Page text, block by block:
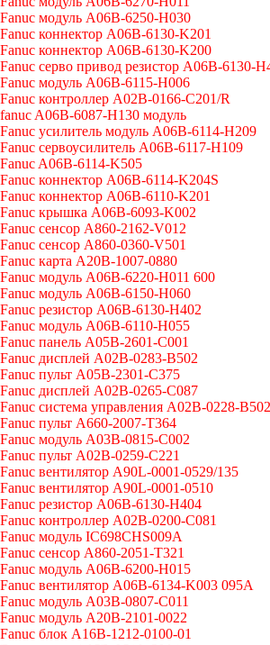
Fanuc модуль A06B-6250-H030
Fanuc коннектор A06B-6130-K201
Fanuc коннектор A06B-6130-K200
Fanuc серво привод резистор A06B-6130-
Fanuc модуль A06B-6115-H006
Fanuc контроллер A02B-0166-C201/R
fanuc A06B-6087-H130 модуль
Fanuc усилитель модуль A06B-6114-H209
Fanuc сервоусилитель A06B-6117-H109
Fanuc A06B-6114-K505
Fanuc коннектор A06B-6114-K204S
Fanuc коннектор A06B-6110-K201
Fanuc крышка A06B-6093-K002
Fanuc сенсор A860-2162-V012
Fanuc сенсор A860-0360-V501
Fanuc карта A20B-1007-0880
Fanuc модуль A06B-6220-H011 600
Fanuc модуль A06B-6150-H060
Fanuc резистор A06B-6130-H402
Fanuc модуль A06B-6110-H055
Fanuc панель A05B-2601-C001
Fanuc дисплей A02B-0283-B502
Fanuc пульт A05B-2301-C375
Fanuc дисплей A02B-0265-C087
Fanuc система управления A02B-0228-B502
Fanuc пульт A660-2007-T364
Fanuc модуль A03B-0815-C002
Fanuc пульт A02B-0259-C221
Fanuc вентилятор A90L-0001-0529/135
Fanuc вентилятор A90L-0001-0510
Fanuc резистор A06B-6130-H404
Fanuc контроллер A02B-0200-C081
Fanuc модуль IC698CHS009A
Fanuc сенсор A860-2051-T321
Fanuc модуль A06B-6200-H015
Fanuc вентилятор A06B-6134-K003 095A
Fanuc модуль A03B-0807-C011
Fanuc модуль A20B-2101-0022
Fanuc блок A16B-1212-0100-01